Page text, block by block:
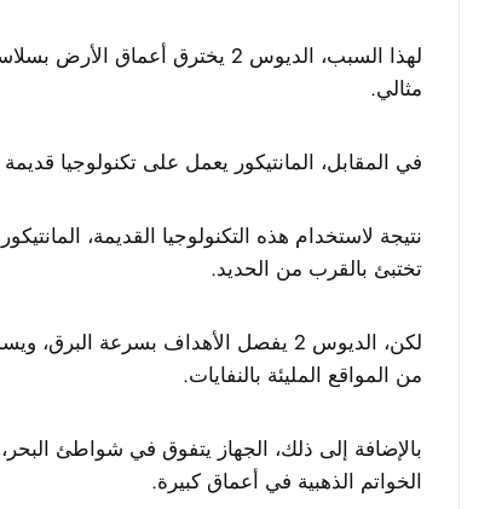
لهذا السبب، الديوس 2 يخترق
مثالي.
في المقابل، المانتيكور يعمل على تكنولوجيا
نتيجة لاستخدام هذه التكنولوجيا القديمة،
تختبئ بالقرب من الحديد.
لكن، الديوس 2 يفصل الأهداف بسرعة
من المواقع المليئة بالنفايات.
بالإضافة إلى ذلك، الجهاز يتفوق في شواطئ
الخواتم الذهبية في أعماق كبيرة.